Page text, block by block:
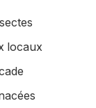
locaux